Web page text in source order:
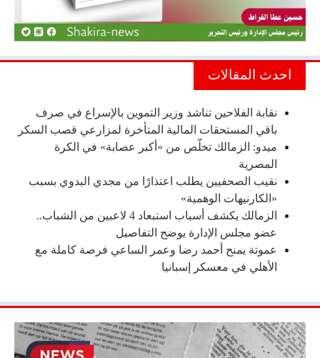
احدث المقالات
نقابة الفلاحين تناشد وزير التموين بالإسراع في صرف
باقي المستحقات المالية المتأخرة لمزارعي قصب السكر
ميدو: الزمالك تخلّص من «أكبر عصابة» في الكرة
المصرية
نقيب الصحفيين يطلب اعتذارًا من مجدي البدوي بسبب
«الكارنيهات الوهمية»
الزمالك يكشف أسباب استبعاد 4 لاعبين من الشباب..
عضو مجلس الإدارة يوضح التفاصيل
عموتة يمنح أحمد رضا وعمر الساعي فرصة كاملة مع
الأهلي في معسكر إسبانيا